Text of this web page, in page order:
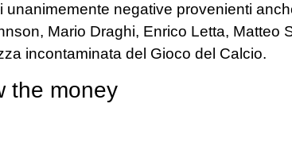
unanimemente negative provenienti
Mario Draghi, Enrico Letta, Matteo
incontaminata del Gioco del Calcio.